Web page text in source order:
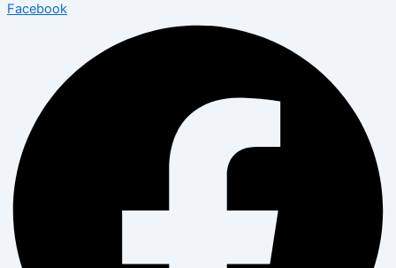
Facebook